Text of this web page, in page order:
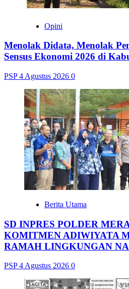
Opini
Menolak Didata, Menolak
Sensus Ekonomi 2026 di
PSP4 Agustus 2026 0
Berita Utama
SD INPRES POLDER
KOMITMEN ADIWIYATA
RAMAH LINGKUNGAN
PSP4 Agustus 2026 0